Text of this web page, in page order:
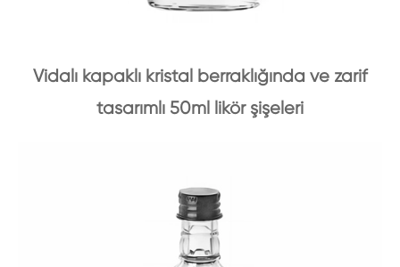
Vidalı kapaklı kristal berraklığında ve zarif
tasarımlı 50ml likör şişeleri